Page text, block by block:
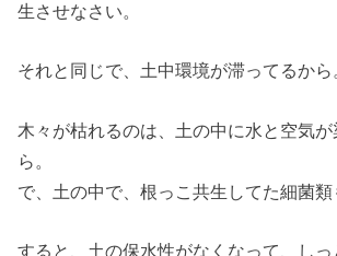
生させなさい。
それと同じで、土中環境が滞ってるから
木々が枯れるのは、土の中に水と空気
ら。
で、土の中で、根っこ共生してた細菌類
すると、土の保水性がなくなって、し